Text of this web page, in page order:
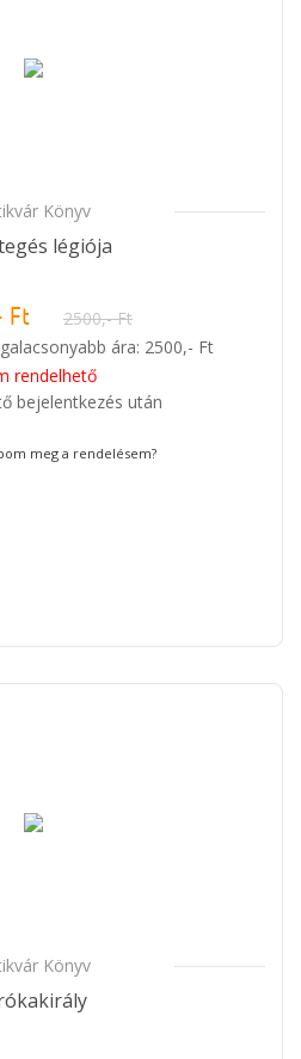
Könyv
légiója
Ft
2500,- Ft
ára: 2500,- Ft
rendelhető
bejelentkezés után
meg a rendelésem?
Könyv